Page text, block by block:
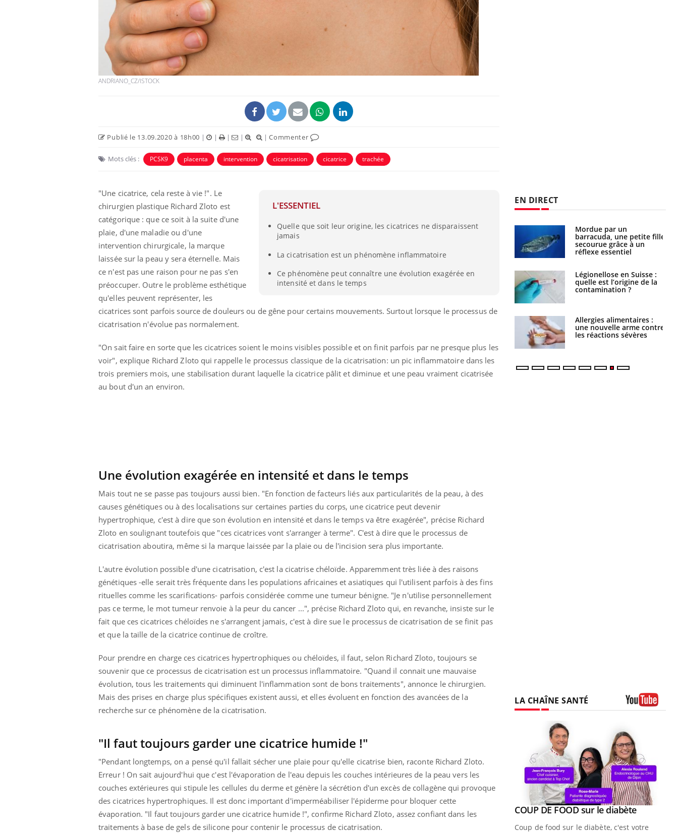
ANDRIANO_CZ/ISTOCK
Publié le 13.09.2020 à 18h00 | | | | |Commenter
Mots clés : PCSK9 placenta intervention cicatrisation cicatrice trachée
L'ESSENTIEL
Quelle que soit leur origine, les cicatrices ne disparaissent
jamais
La cicatrisation est un phénomène inflammatoire
Ce phénomène peut connaître une évolution exagérée en
intensité et dans le temps
"Une cicatrice, cela reste à vie !". Le
chirurgien plastique Richard Zloto est
catégorique : que ce soit à la suite d'une
plaie, d'une maladie ou d'une
intervention chirurgicale, la marque
laissée sur la peau y sera éternelle. Mais
ce n'est pas une raison pour ne pas s'en
préoccuper. Outre le problème esthétique
qu'elles peuvent représenter, les
cicatrices sont parfois source de douleurs ou de gêne pour certains mouvements. Surtout lorsque le processus de
cicatrisation n'évolue pas normalement.
"On sait faire en sorte que les cicatrices soient le moins visibles possible et on finit parfois par ne presque plus les
voir", explique Richard Zloto qui rappelle le processus classique de la cicatrisation: un pic inflammatoire dans les
trois premiers mois, une stabilisation durant laquelle la cicatrice pâlit et diminue et une peau vraiment cicatrisée
au bout d'un an environ.
Une évolution exagérée en intensité et dans le temps
Mais tout ne se passe pas toujours aussi bien. "En fonction de facteurs liés aux particularités de la peau, à des
causes génétiques ou à des localisations sur certaines parties du corps, une cicatrice peut devenir
hypertrophique, c'est à dire que son évolution en intensité et dans le temps va être exagérée", précise Richard
Zloto en soulignant toutefois que "ces cicatrices vont s'arranger à terme". C'est à dire que le processus de
cicatrisation aboutira, même si la marque laissée par la plaie ou de l'incision sera plus importante.
L'autre évolution possible d'une cicatrisation, c'est la cicatrise chéloïde. Apparemment très liée à des raisons
génétiques -elle serait très fréquente dans les populations africaines et asiatiques qui l'utilisent parfois à des fins
rituelles comme les scarifications- parfois considérée comme une tumeur bénigne. "Je n'utilise personnellement
pas ce terme, le mot tumeur renvoie à la peur du cancer ...", précise Richard Zloto qui, en revanche, insiste sur le
fait que ces cicatrices chéloïdes ne s'arrangent jamais, c'est à dire sue le processus de cicatrisation de se finit pas
et que la taille de la cicatrice continue de croître.
Pour prendre en charge ces cicatrices hypertrophiques ou chéloïdes, il faut, selon Richard Zloto, toujours se
souvenir que ce processus de cicatrisation est un processus inflammatoire. "Quand il connait une mauvaise
évolution, tous les traitements qui diminuent l'inflammation sont de bons traitements", annonce le chirurgien.
Mais des prises en charge plus spécifiques existent aussi, et elles évoluent en fonction des avancées de la
recherche sur ce phénomène de la cicatrisation.
"Il faut toujours garder une cicatrice humide !"
"Pendant longtemps, on a pensé qu'il fallait sécher une plaie pour qu'elle cicatrise bien, raconte Richard Zloto.
Erreur ! On sait aujourd'hui que c'est l'évaporation de l'eau depuis les couches intérieures de la peau vers les
couches extérieures qui stipule les cellules du derme et génère la sécrétion d'un excès de collagène qui provoque
des cicatrices hypertrophiques. Il est donc important d'imperméabiliser l'épiderme pour bloquer cette
évaporation. "Il faut toujours garder une cicatrice humide !", confirme Richard Zloto, assez confiant dans les
traitements à base de gels de silicone pour contenir le processus de cicatrisation.
EN DIRECT
Fortes chaleurs :
pourquoi le risque de
noyade grimpe-t-il ?
Le Viagra pourrait-il
freiner la propagation du
cancer ?
Pourquoi manger moins
de protéines pourrait
Grossesse et chaleur : ce
que dit la science
Le smartphone nuit-il à
l'apprentissage de la
Mordue par un
réflexe essentiel
Légionellose en Suisse :
Comment gérer le
sommeil des enfants en
vacances ?
Bilan prévention : ce que
les kinés pourront
bientôt faire
TDAH : quel est ce
traitement autorisé aux
États-Unis ?
LA CHAÎNE SANTÉ
Diabète & Ramadan 2026 Youtube
Le Ramadan approche, et, pour de
Youtube
Un « jumeau numérique » pour
faciliter l’accès à la médecine
préventiveYoutube
Youtube
COUP DE FOOD sur le diabète Youtube
Coup de food sur le diabète, c'est votre